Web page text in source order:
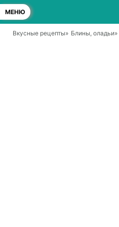
МЕНЮ
Вкусные рецепты» Блины, оладьи»